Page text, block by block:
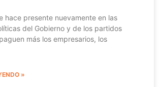
hace presente nuevamente en las
del Gobierno y de los partidos
más los empresarios, los
»